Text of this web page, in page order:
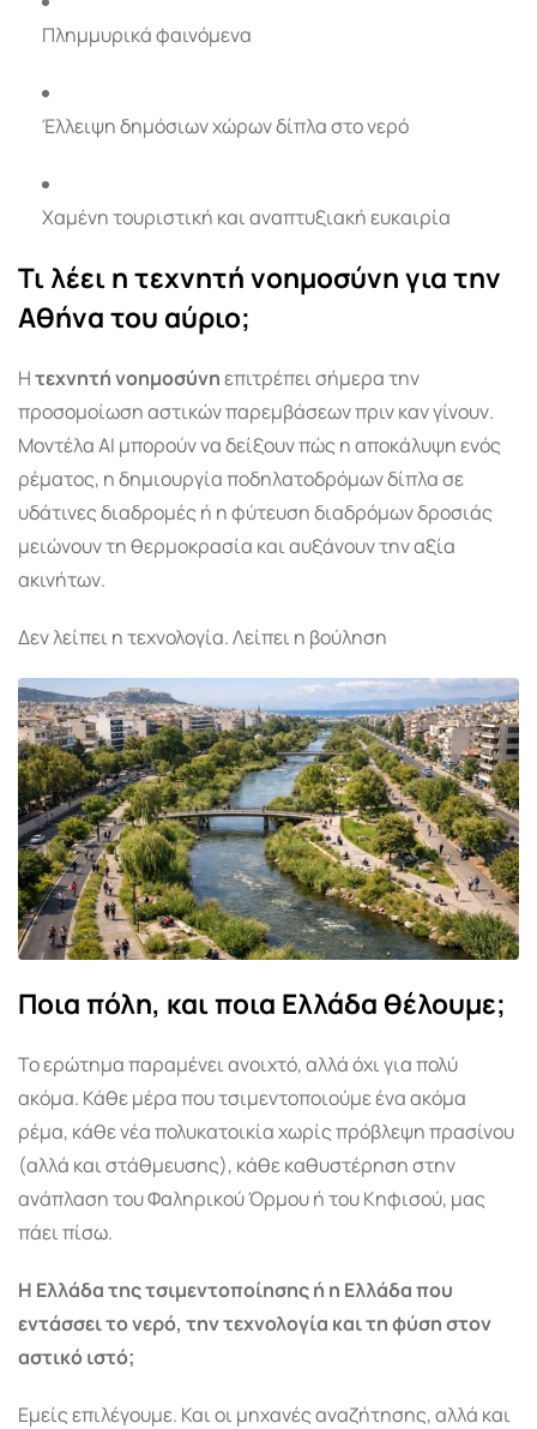
Πλημμυρικά φαινόμενα
Έλλειψη δημόσιων χώρων δίπλα στο νερό
Χαμένη τουριστική και αναπτυξιακή ευκαιρία
Τι λέει η τεχνητή νοημοσύνη για την
Αθήνα του αύριο;
Ητεχνητή νοημοσύνηεπιτρέπει σήμερα την
προσομοίωση αστικών παρεμβάσεων πριν καν γίνουν.
Μοντέλα AI μπορούν να δείξουν πώς η αποκάλυψη ενός
ρέματος, η δημιουργία ποδηλατοδρόμων δίπλα σε
υδάτινες διαδρομές ή η φύτευση διαδρόμων δροσιάς
μειώνουν τη θερμοκρασία και αυξάνουν την αξία
ακινήτων.
Δεν λείπει η τεχνολογία. Λείπει η βούληση
Ποια πόλη, και ποια Ελλάδα θέλουμε;
Το ερώτημα παραμένει ανοιχτό, αλλά όχι για πολύ
ακόμα. Κάθε μέρα που τσιμεντοποιούμε ένα ακόμα
ρέμα, κάθε νέα πολυκατοικία χωρίς πρόβλεψη πρασίνου
(αλλά και στάθμευσης), κάθε καθυστέρηση στην
ανάπλαση του Φαληρικού Όρμου ή του Κηφισού, μας
πάει πίσω.
Η Ελλάδα της τσιμεντοποίησης ή η Ελλάδα που
εντάσσει το νερό, την τεχνολογία και τη φύση στον
αστικό ιστό;
Εμείς επιλέγουμε. Και οι μηχανές αναζήτησης, αλλά και